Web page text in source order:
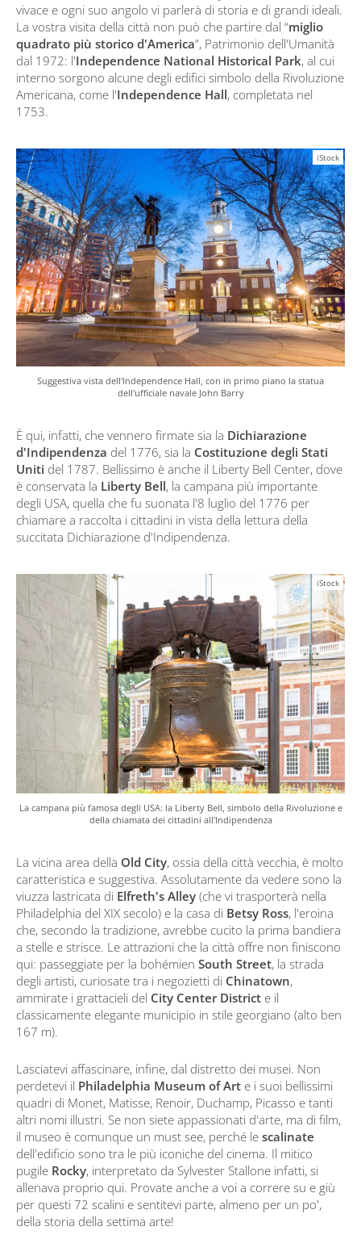
vivace e ogni suo angolo vi parlerà di storia e di grandi ideali.
La vostra visita della città non può che partire dal “miglio
quadrato più storico d'America”, Patrimonio dell'Umanità
dal 1972: l'Independence National Historical Park, al cui
interno sorgono alcune degli edifici simbolo della Rivoluzione
Americana, come l'Independence Hall, completata nel
1753.
iStock
Suggestiva vista dell'Independence Hall, con in primo piano la statua
dell'ufficiale navale John Barry
È qui, infatti, che vennero firmate sia la Dichiarazione
d'Indipendenza del 1776, sia la Costituzione degli Stati
Uniti del 1787. Bellissimo è anche il Liberty Bell Center, dove
è conservata la Liberty Bell, la campana più importante
degli USA, quella che fu suonata l'8 luglio del 1776 per
chiamare a raccolta i cittadini in vista della lettura della
succitata Dichiarazione d'Indipendenza.
iStock
La campana più famosa degli USA: la Liberty Bell, simbolo della Rivoluzione e
della chiamata dei cittadini all'Indipendenza
La vicina area della Old City, ossia della città vecchia, è molto
caratteristica e suggestiva. Assolutamente da vedere sono la
viuzza lastricata di Elfreth's Alley (che vi trasporterà nella
Philadelphia del XIX secolo) e la casa di Betsy Ross, l'eroina
che, secondo la tradizione, avrebbe cucito la prima bandiera
a stelle e strisce. Le attrazioni che la città offre non finiscono
qui: passeggiate per la bohémien South Street, la strada
degli artisti, curiosate tra i negozietti di Chinatown,
ammirate i grattacieli del City Center District e il
classicamente elegante municipio in stile georgiano (alto ben
167 m).
Lasciatevi affascinare, infine, dal distretto dei musei. Non
perdetevi il Philadelphia Museum of Art e i suoi bellissimi
quadri di Monet, Matisse, Renoir, Duchamp, Picasso e tanti
altri nomi illustri. Se non siete appassionati d'arte, ma di film,
il museo è comunque un must see, perché le scalinate
dell'edificio sono tra le più iconiche del cinema. Il mitico
pugile Rocky, interpretato da Sylvester Stallone infatti, si
allenava proprio qui. Provate anche a voi a correre su e giù
per questi 72 scalini e sentitevi parte, almeno per un po',
della storia della settima arte!